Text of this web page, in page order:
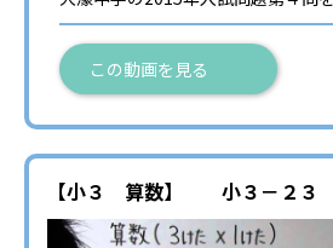
この動画を見る
【小３ 算数】 小３－２